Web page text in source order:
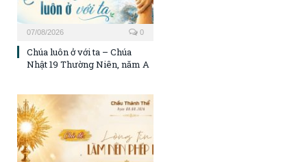
07/08/2026 0
Chúa luôn ở với ta – Chúa
Nhật 19 Thường Niên, năm A